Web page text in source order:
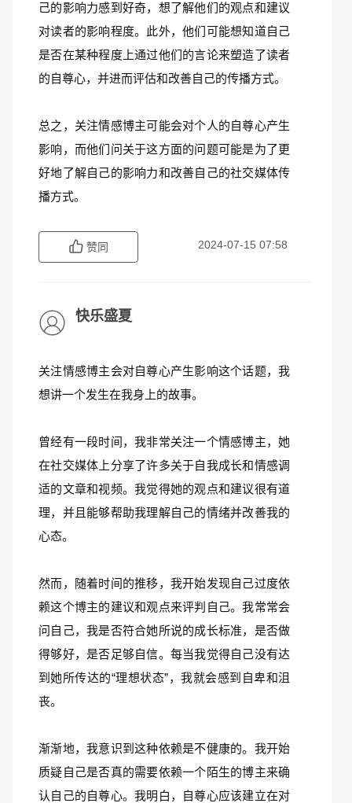
己的影响力感到好奇，想了解他们的观点和建议
对读者的影响程度。此外，他们可能想知道自己
是否在某种程度上通过他们的言论来塑造了读者
的自尊心，并进而评估和改善自己的传播方式。
总之，关注情感博主可能会对个人的自尊心产生
影响，而他们问关于这方面的问题可能是为了更
好地了解自己的影响力和改善自己的社交媒体传
播方式。
赞同 2024-07-15 07:58
快乐盛夏
关注情感博主会对自尊心产生影响这个话题，我
想讲一个发生在我身上的故事。
曾经有一段时间，我非常关注一个情感博主，她
在社交媒体上分享了许多关于自我成长和情感调
适的文章和视频。我觉得她的观点和建议很有道
理，并且能够帮助我理解自己的情绪并改善我的
心态。
然而，随着时间的推移，我开始发现自己过度依
赖这个博主的建议和观点来评判自己。我常常会
问自己，我是否符合她所说的成长标准，是否做
得够好，是否足够自信。每当我觉得自己没有达
到她所传达的“理想状态”，我就会感到自卑和沮
丧。
渐渐地，我意识到这种依赖是不健康的。我开始
质疑自己是否真的需要依赖一个陌生的博主来确
认自己的自尊心。我明白，自尊心应该建立在对